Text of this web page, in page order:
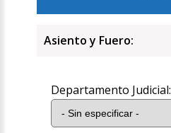
Asiento y Fuero:
Departamento Judicial: